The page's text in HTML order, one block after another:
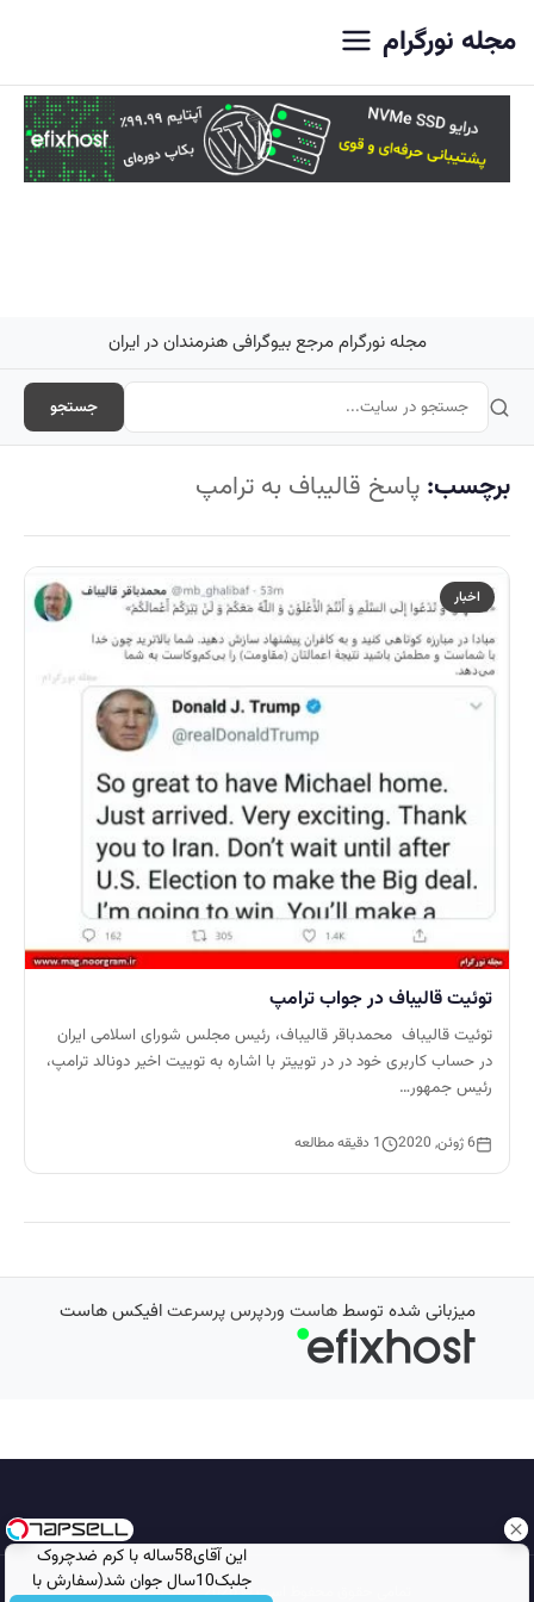
این آقای58ساله با کرم ضدچروک
جلبک10سال جوان شد(سفارش با
مجله نورگرام
مجله نورگرام مرجع بیوگرافی هنرمندان در ایران
جستجو
برچسب: پاسخ قالیباف به ترامپ
اخبار
توئیت قالیباف در جواب ترامپ
توئیت قالیباف محمدباقر قالیباف، رئیس مجلس شورای اسلامی ایران
در حساب کاربری خود در در توییتر با اشاره به توییت اخیر دونالد ترامپ،
رئیس جمهور…
6 ژوئن, 2020 1 دقیقه مطالعه
میزبانی شده توسطهاست وردپرس پرسرعتافیکس هاست
تمامی حقوق محفوظ است © 2026 مجله نورگرام